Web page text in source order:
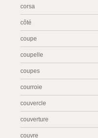
corsa
côté
coupe
coupelle
coupes
courroie
couvercle
couverture
couvre